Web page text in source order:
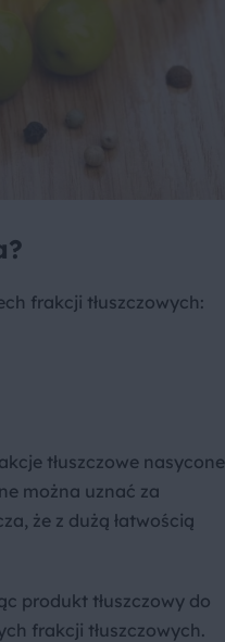
frakcji tłuszczowych:
tłuszczowe
można uznać za
że z dużą łatwością
produkt tłuszczowy do
frakcji tłuszczowych.